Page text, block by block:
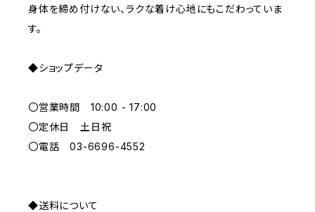
ORANGE
GRAY
身体を締め付けない、ラクな着け心地にもこだわっていま
す。
◆ショップデータ
〇営業時間 10:00 - 17:00
〇定休日 土日祝
〇電話 03-6696-4552
◆送料について